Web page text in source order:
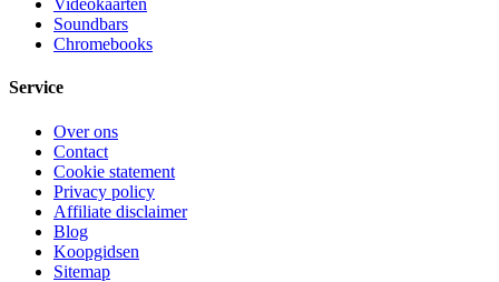
Videokaarten
Soundbars
Chromebooks
Service
Over ons
Contact
Cookie statement
Privacy policy
Affiliate disclaimer
Blog
Koopgidsen
Sitemap